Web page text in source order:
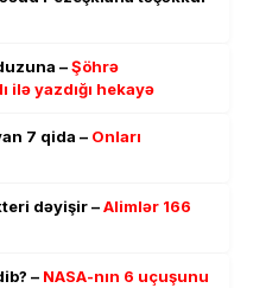
–Şöhrə
ilə yazdığı hekayə
7 qida – Onları
dəyişir –Alimlər 166
– NASA-nın 6 uçuşunu